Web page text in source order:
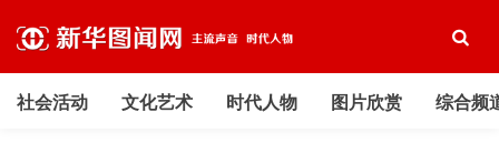
社会活动 文化艺术 时代人物 图片欣赏 综合频